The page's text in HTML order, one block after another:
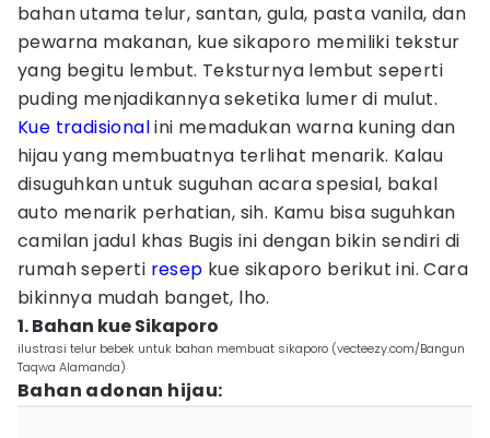
bahan utama telur, santan, gula, pasta vanila, dan
pewarna makanan, kue sikaporo memiliki tekstur
yang begitu lembut. Teksturnya lembut seperti
puding menjadikannya seketika lumer di mulut.
Kue tradisionalini memadukan warna kuning dan
hijau yang membuatnya terlihat menarik. Kalau
disuguhkan untuk suguhan acara spesial, bakal
auto menarik perhatian, sih. Kamu bisa suguhkan
camilan jadul khas Bugis ini dengan bikin sendiri di
rumah seperti resep kue sikaporo berikut ini. Cara
bikinnya mudah banget, lho.
1. Bahan kue Sikaporo
ilustrasi telur bebek untuk bahan membuat sikaporo (vecteezy.com/Bangun
Taqwa Alamanda)
Bahan adonan hijau: